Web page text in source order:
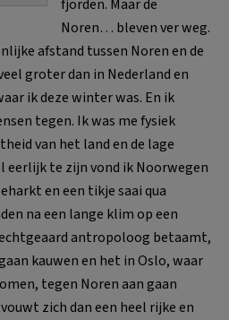
fjorden. Maar de
Noren… bleven ver weg.
afstand tussen Noren en de
groter dan in Nederland en
ik deze winter was. En ik
tegen. Ik was me fysiek
van het land en de lage
eerlijk te zijn vond ik Noorwegen
en een tikje saai qua
na een lange klim op een
antropoloog betaamt,
kauwen en het in Oslo, waar
tegen Noren aan gaan
zich dan een heel rijke en